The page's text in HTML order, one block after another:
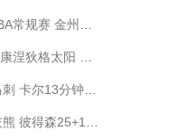
62-49华盛顿神秘人 全场集锦
89 明尼苏达山猫 全场集锦
贾科比·吉莱斯皮19分6助
布泽尔18+7 科沃德23分